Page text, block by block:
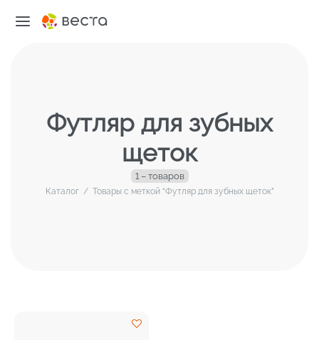
Футляр для зубных
щеток
1 – товаров
Каталог / Товары с меткой “Футляр для зубных щеток”